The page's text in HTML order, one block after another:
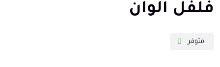
فلفل ألوان
متوفر